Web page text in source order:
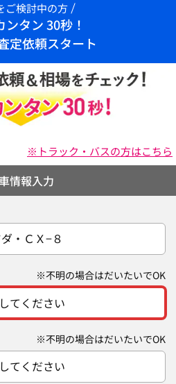
ご検討中の方
ンタン 30秒！
定依頼スタート
※トラック・バスの方はこちら
情報入力
・ＣＸ−８
※不明の場合はだいたいでOK
てください
※不明の場合はだいたいでOK
てください